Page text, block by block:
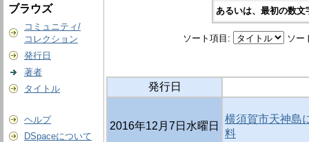
ブラウズ
コミュニティ/
コレクション
発行日
著者
タイトル
ヘルプ
DSpaceについて
あるいは、最初の数
ソート項目: ソー
発行日
2016年12月7日水曜日
横須賀市天神島
料